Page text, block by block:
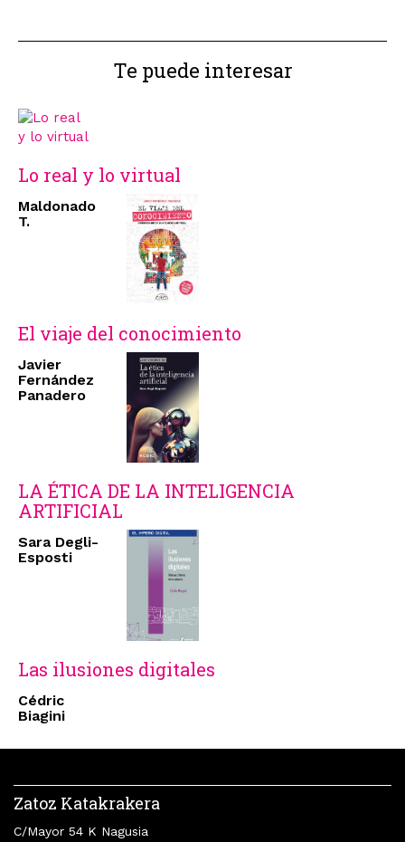
Te puede interesar
Lo real y lo virtual
Maldonado
T.
El viaje del conocimiento
Javier
Fernández
Panadero
LA ÉTICA DE LA INTELIGENCIA
ARTIFICIAL
Sara Degli-
Esposti
Las ilusiones digitales
Cédric
Biagini
Zatoz Katakrakera
C/Mayor 54 K Nagusia